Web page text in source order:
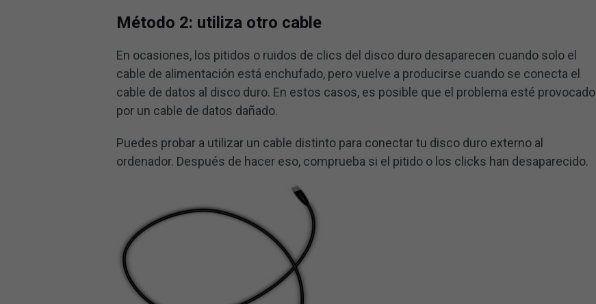
Método 2: utiliza otro cable
En ocasiones, los pitidos o ruidos de clics del disco duro desaparecen cuando solo el
cable de alimentación está enchufado, pero vuelve a producirse cuando se conecta el
cable de datos al disco duro. En estos casos, es posible que el problema esté provocado
por un cable de datos dañado.
Puedes probar a utilizar un cable distinto para conectar tu disco duro externo al
ordenador. Después de hacer eso, comprueba si el pitido o los clicks han desaparecido.